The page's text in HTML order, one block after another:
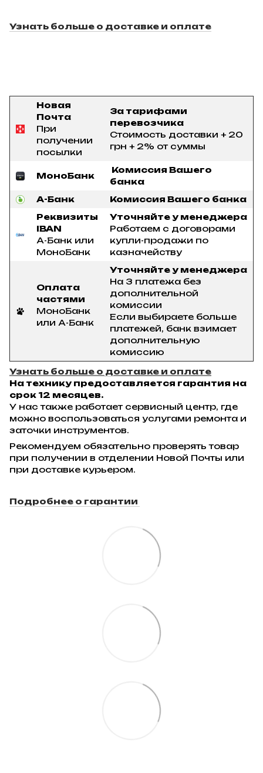
Узнать больше о доставке и оплате
Новая
Почта
При
получении
посылки
За тарифами
перевозчика
Стоимость доставки + 20
грн + 2% от суммы
МоноБанк
Комиссия Вашего
банка
А-Банк
Комиссия Вашего банка
Реквизиты
IBAN
А-Банк или
МоноБанк
Уточняйте у менеджера
Работаем с договорами
купли-продажи по
казначейству
Оплата
частями
МоноБанк
или А-Банк
Уточняйте у менеджера
На 3 платежа без
дополнительной
комиссии
Если выбираете больше
платежей, банк взимает
дополнительную
комиссию
Узнать больше о доставке и оплате
На технику предоставляется гарантия на
срок 12 месяцев.
У нас также работает сервисный центр, где
можно воспользоваться услугами ремонта и
заточки инструментов.
Рекомендуем обязательно проверять товар
при получении в отделении Новой Почты или
при доставке курьером.
Подробнее о гарантии